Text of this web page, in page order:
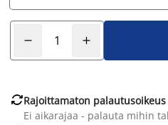
Rajoittamaton palautusoikeus
Ei aikarajaa - palauta mihin